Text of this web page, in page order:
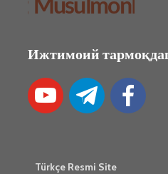
Ижтимоий
Türkçe Resmi Site